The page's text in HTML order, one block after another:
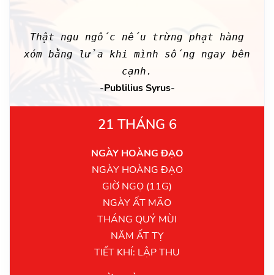
Thật ngu ngốc nếu trừng phạt hàng
xóm bằng lửa khi mình sống ngay bên
cạnh.
-Publilius Syrus-
21 THÁNG 6
NGÀY HOÀNG ĐẠO
NGÀY HOÀNG ĐẠO
GIỜ NGỌ (11G)
NGÀY ẤT MÃO
THÁNG QUÝ MÙI
NĂM ẤT TỴ
TIẾT KHÍ: LẬP THU